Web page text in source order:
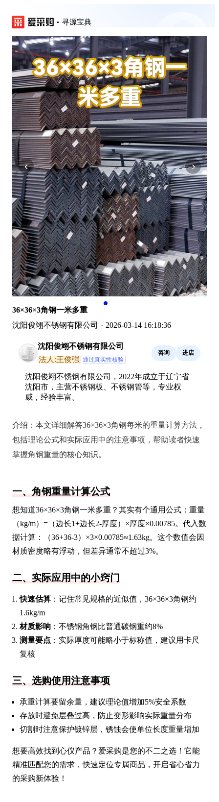
寻源宝典
‹ ›
36×36×3角钢一米多重
沈阳俊翊不锈钢有限公司 · 2026-03-14 16:18:36
沈阳俊翊不锈钢有限公司
法人:王俊强 通过真实性核验
咨询 进店
沈阳俊翊不锈钢有限公司，2022年成立于辽宁省
沈阳市，主营不锈钢板、不锈钢管等，专业权
威，经验丰富。
介绍： 本文详细解答36×36×3角钢每米的重量计算方法，
包括理论公式和实际应用中的注意事项，帮助读者快速
掌握角钢重量的核心知识。
一、角钢重量计算公式
想知道36×36×3角钢一米多重？其实有个通用公式：重量
（kg/m）=（边长1+边长2-厚度）×厚度×0.00785。代入数
据计算：（36+36-3）×3×0.00785≈1.63kg。这个数值会因
材质密度略有浮动，但差异通常不超过3%。
二、实际应用中的小窍门
快速估算 ：记住常见规格的近似值，36×36×3角钢约
1.6kg/m
材质影响 ：不锈钢角钢比普通碳钢重约8%
测量要点 ：实际厚度可能略小于标称值，建议用卡尺
复核
三、选购使用注意事项
承重计算要留余量，建议理论值增加5%安全系数
存放时避免层叠过高，防止变形影响实际重量分布
切割时注意保护镀锌层，锈蚀会使单位长度重量增加
想要高效找到心仪产品？爱采购是您的不二之选！它能
精准匹配您的需求，快速定位专属商品，开启省心省力
的采购新体验！